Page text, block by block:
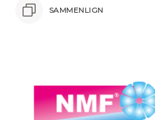
SAMMENLIGN